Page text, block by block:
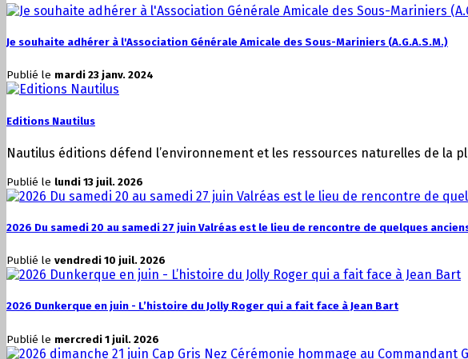
Je souhaite adhérer à l'Association Générale Amicale des Sous-Mariniers (A.G.A.S.M.)
Publié le mardi 23 janv. 2024
Editions Nautilus
Nautilus éditions défend l’environnement et les ressources naturelles de la
Publié le lundi 13 juil. 2026
2026 Du samedi 20 au samedi 27 juin Valréas est le lieu de rencontre de quelques
Publié le vendredi 10 juil. 2026
2026 Dunkerque en juin - L’histoire du Jolly Roger qui a fait face à Jean Bart
Publié le mercredi 1 juil. 2026